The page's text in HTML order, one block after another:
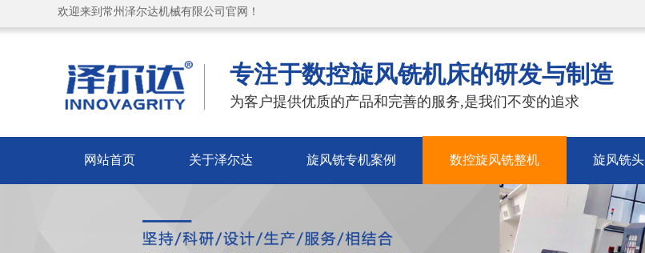
欢迎来到常州泽尔达机械有限公司官网！
专注于数控旋风铣机床的研发与制造
为客户提供优质的产品和完善的服务,是我们不变的追求
网站首页 关于泽尔达 旋风铣专机案例 数控旋风铣整机 旋风铣头